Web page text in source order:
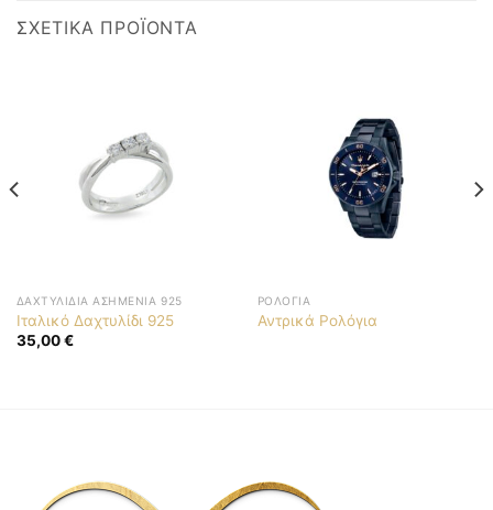
ΣΧΕΤΙΚΆ ΠΡΟΪΌΝΤΑ
ΔΑΧΤΥΛΊΔΙΑ ΑΣΗΜΈΝΙΑ 925
Ιταλικό Δαχτυλίδι 925
35,00€
ΡΟΛΌΓΙΑ
Αντρικά Ρολόγια